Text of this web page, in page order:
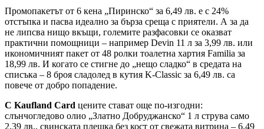
Промопакетът от 6 кена „Пиринско“ за 6,49 лв. е с 24%
отстъпка и пасва идеално за бърза среща с приятели. А за да
не липсва нищо вкъщи, големите разфасовки се оказват
практични помощници – например Devin 11 л за 3,99 лв. или
икономичният пакет от 48 ролки тоалетна хартия Familia за
18,99 лв. И когато се стигне до „нещо сладко“ в средата на
списъка – 8 броя сладолед в кутия K-Classic за 6,49 лв. са
повече от добро попадение.
С Kaufland Card цените стават още по-изгодни:
слънчогледово олио „Златно Добруджанско“ 1 л струва само
2,39 лв., свинската плешка без кост от свежата витрина – 6,49